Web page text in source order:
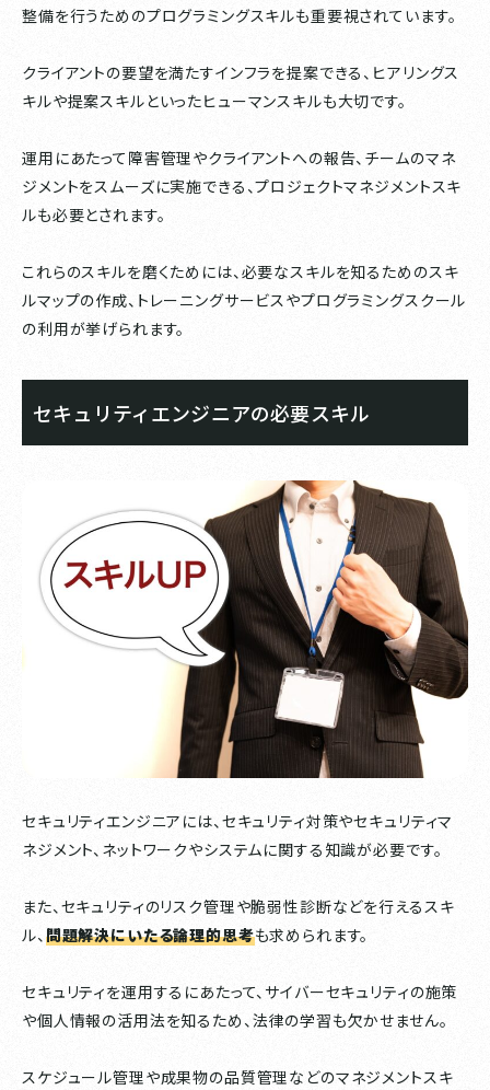
整備を行うためのプログラミングスキルも重要視されています。
クライアントの要望を満たすインフラを提案できる、ヒアリングス
キルや提案スキルといったヒューマンスキルも大切です。
運用にあたって障害管理やクライアントへの報告、チームのマネ
ジメントをスムーズに実施できる、プロジェクトマネジメントスキ
ルも必要とされます。
これらのスキルを磨くためには、必要なスキルを知るためのスキ
ルマップの作成、トレーニングサービスやプログラミングスクール
の利用が挙げられます。
セキュリティエンジニアの必要スキル
セキュリティエンジニアには、セキュリティ対策やセキュリティマ
ネジメント、ネットワークやシステムに関する知識が必要です。
また、セキュリティのリスク管理や脆弱性診断などを行えるスキ
ル、問題解決にいたる論理的思考も求められます。
セキュリティを運用するにあたって、サイバーセキュリティの施策
や個人情報の活用法を知るため、法律の学習も欠かせません。
スケジュール管理や成果物の品質管理などのマネジメントスキ